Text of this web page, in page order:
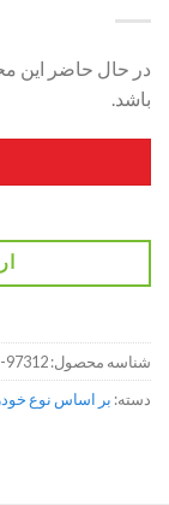
در حال حاضر این
باشد.
شناسه محصول:97312-1M000
دسته: بر اساس نوع